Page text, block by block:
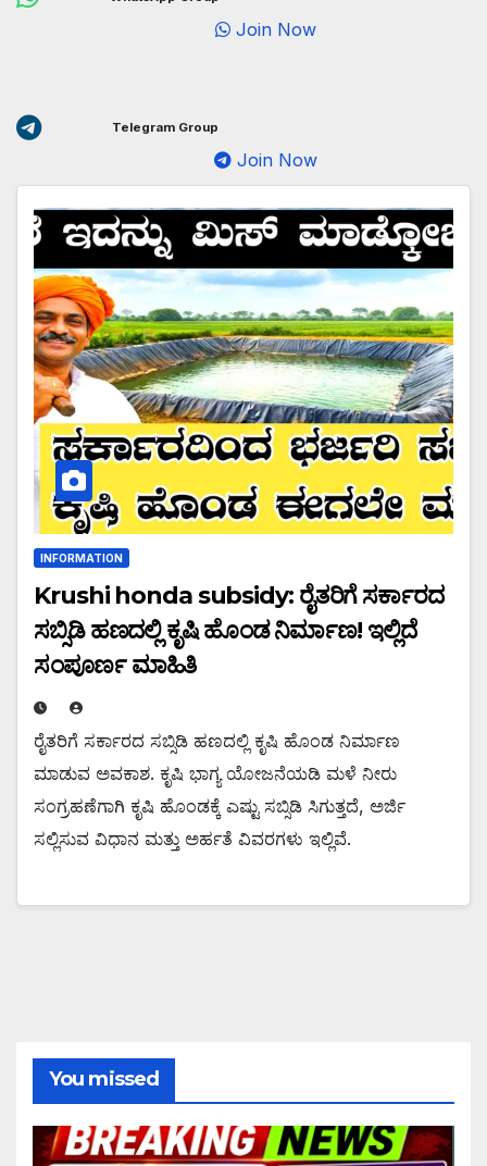
Join Now
Telegram Group
Join Now
INFORMATION
Krushi honda subsidy: ರೈತರಿಗೆ ಸರ್ಕಾರದ
ಸಬ್ಸಿಡಿ ಹಣದಲ್ಲಿ ಕೃಷಿ ಹೊಂಡ ನಿರ್ಮಾಣ! ಇಲ್ಲಿದೆ
ಸಂಪೂರ್ಣ ಮಾಹಿತಿ
ರೈತರಿಗೆ ಸರ್ಕಾರದ ಸಬ್ಸಿಡಿ ಹಣದಲ್ಲಿ ಕೃಷಿ ಹೊಂಡ ನಿರ್ಮಾಣ
ಮಾಡುವ ಅವಕಾಶ. ಕೃಷಿ ಭಾಗ್ಯ ಯೋಜನೆಯಡಿ ಮಳೆ ನೀರು
ಸಂಗ್ರಹಣೆಗಾಗಿ ಕೃಷಿ ಹೊಂಡಕ್ಕೆ ಎಷ್ಟು ಸಬ್ಸಿಡಿ ಸಿಗುತ್ತದೆ, ಅರ್ಜಿ
ಸಲ್ಲಿಸುವ ವಿಧಾನ ಮತ್ತು ಅರ್ಹತೆ ವಿವರಗಳು ಇಲ್ಲಿವೆ.
You missed